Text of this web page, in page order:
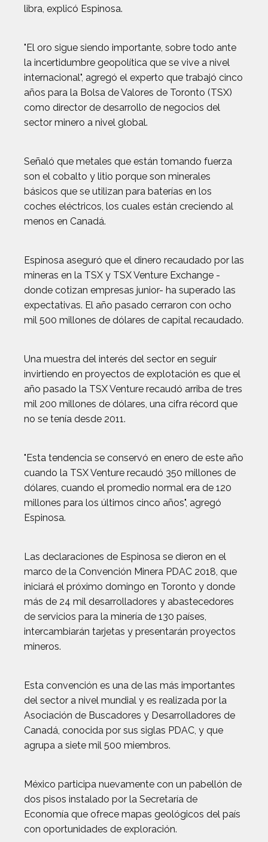
libra, explicó Espinosa.
"El oro sigue siendo importante, sobre todo ante
la incertidumbre geopolítica que se vive a nivel
internacional", agregó el experto que trabajó cinco
años para la Bolsa de Valores de Toronto (TSX)
como director de desarrollo de negocios del
sector minero a nivel global.
Señaló que metales que están tomando fuerza
son el cobalto y litio porque son minerales
básicos que se utilizan para baterías en los
coches eléctricos, los cuales están creciendo al
menos en Canadá.
Espinosa aseguró que el dinero recaudado por las
mineras en la TSX y TSX Venture Exchange -
donde cotizan empresas junior- ha superado las
expectativas. El año pasado cerraron con ocho
mil 500 millones de dólares de capital recaudado.
Una muestra del interés del sector en seguir
invirtiendo en proyectos de explotación es que el
año pasado la TSX Venture recaudó arriba de tres
mil 200 millones de dólares, una cifra récord que
no se tenía desde 2011.
"Esta tendencia se conservó en enero de este año
cuando la TSX Venture recaudó 350 millones de
dólares, cuando el promedio normal era de 120
millones para los últimos cinco años", agregó
Espinosa.
Las declaraciones de Espinosa se dieron en el
marco de la Convención Minera PDAC 2018, que
iniciará el próximo domingo en Toronto y donde
más de 24 mil desarrolladores y abastecedores
de servicios para la minería de 130 países,
intercambiarán tarjetas y presentarán proyectos
mineros.
Esta convención es una de las más importantes
del sector a nivel mundial y es realizada por la
Asociación de Buscadores y Desarrolladores de
Canadá, conocida por sus siglas PDAC, y que
agrupa a siete mil 500 miembros.
México participa nuevamente con un pabellón de
dos pisos instalado por la Secretaría de
Economía que ofrece mapas geológicos del país
con oportunidades de exploración.